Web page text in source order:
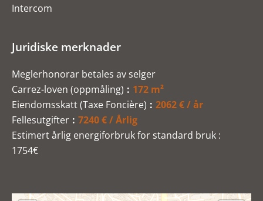
Intercom
Juridiske merknader
Meglerhonorar betales av selger
Carrez-loven (oppmåling)
172 m²
Eiendomsskatt (Taxe Foncière)
2062 € / år
Fellesutgifter
7240 € / Årlig
Estimert årlig energiforbruk for standard bruk :
1754€